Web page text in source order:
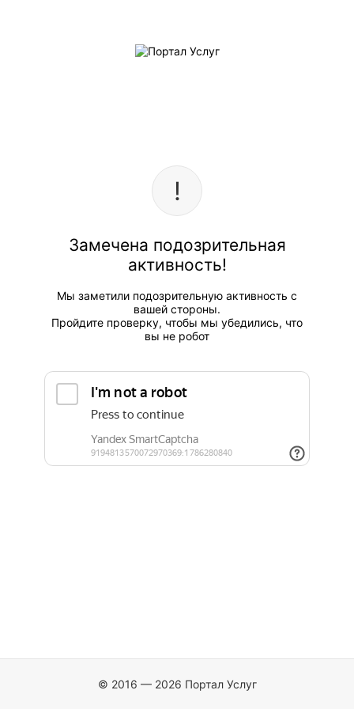
Замечена подозрительная
активность!
Мы заметили подозрительную активность с
вашей стороны.
Пройдите проверку, чтобы мы убедились, что
вы не робот
© 2016 — 2026 Портал Услуг